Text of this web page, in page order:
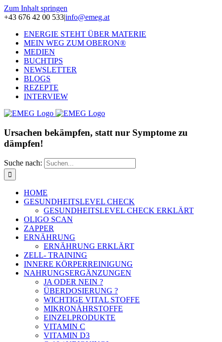
Zum Inhalt springen
+43 676 42 00 533|info@emeg.at
ENERGIE STEHT ÜBER MATERIE
MEIN WEG ZUM OBERON®
MEDIEN
BUCHTIPS
NEWSLETTER
BLOGS
REZEPTE
INTERVIEW
Ursachen bekämpfen, statt nur Symptome zu
dämpfen!
Suche nach:
HOME
GESUNDHEITSLEVEL CHECK
GESUNDHEITSLEVEL CHECK ERKLÄRT
OLIGO SCAN
ZAPPER
ERNÄHRUNG
ERNÄHRUNG ERKLÄRT
ZELL- TRAINING
INNERE KÖRPERREINIGUNG
NAHRUNGSERGÄNZUNGEN
JA ODER NEIN ?
ÜBERDOSIERUNG ?
WICHTIGE VITAL STOFFE
MIKRONÄHRSTOFFE
EINZELPRODUKTE
VITAMIN C
VITAMIN D3